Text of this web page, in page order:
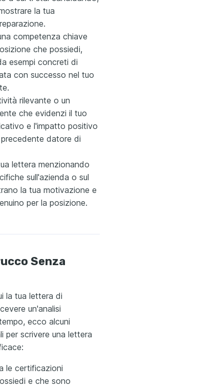
la tua
competenza chiave
che possiedi,
esempi concreti di
con successo nel tuo
rilevante o un
che evidenzi il tuo
e l'impatto positivo
datore di
lettera menzionando
sull'azienda o sul
la tua motivazione e
per la posizione.
Senza
la tua lettera di
un'analisi
ecco alcuni
per scrivere una lettera
le certificazioni
e che sono